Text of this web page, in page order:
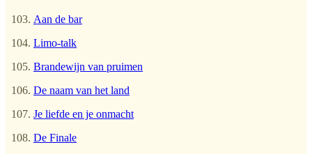
Aan de bar
Limo-talk
Brandewijn van pruimen
De naam van het land
Je liefde en je onmacht
De Finale